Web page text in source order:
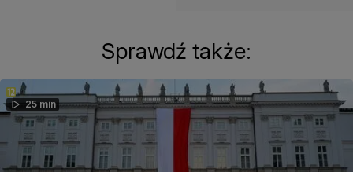
Sprawdź także:
25 min